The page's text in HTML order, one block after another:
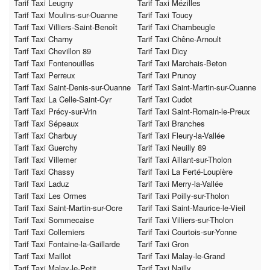
Tarif Taxi Leugny
Tarif Taxi Mézilles
Tarif Taxi Moulins-sur-Ouanne
Tarif Taxi Toucy
Tarif Taxi Villiers-Saint-Benoît
Tarif Taxi Chambeugle
Tarif Taxi Charny
Tarif Taxi Chêne-Arnoult
Tarif Taxi Chevillon 89
Tarif Taxi Dicy
Tarif Taxi Fontenouilles
Tarif Taxi Marchais-Beton
Tarif Taxi Perreux
Tarif Taxi Prunoy
Tarif Taxi Saint-Denis-sur-Ouanne Tarif Taxi Saint-Martin-sur-Ouanne
Tarif Taxi La Celle-Saint-Cyr
Tarif Taxi Cudot
Tarif Taxi Précy-sur-Vrin
Tarif Taxi Saint-Romain-le-Preux
Tarif Taxi Sépeaux
Tarif Taxi Branches
Tarif Taxi Charbuy
Tarif Taxi Fleury-la-Vallée
Tarif Taxi Guerchy
Tarif Taxi Neuilly 89
Tarif Taxi Villemer
Tarif Taxi Aillant-sur-Tholon
Tarif Taxi Chassy
Tarif Taxi La Ferté-Loupière
Tarif Taxi Laduz
Tarif Taxi Merry-la-Vallée
Tarif Taxi Les Ormes
Tarif Taxi Poilly-sur-Tholon
Tarif Taxi Saint-Martin-sur-Ocre
Tarif Taxi Saint-Maurice-le-Vieil
Tarif Taxi Sommecaise
Tarif Taxi Villiers-sur-Tholon
Tarif Taxi Collemiers
Tarif Taxi Courtois-sur-Yonne
Tarif Taxi Fontaine-la-Gaillarde
Tarif Taxi Gron
Tarif Taxi Maillot
Tarif Taxi Malay-le-Grand
Tarif Taxi Malay-le-Petit
Tarif Taxi Nailly